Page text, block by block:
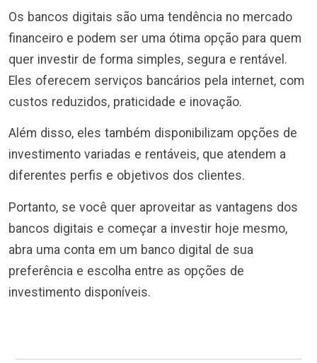
Os bancos digitais são uma tendência no mercado
financeiro e podem ser uma ótima opção para quem
quer investir de forma simples, segura e rentável.
Eles oferecem serviços bancários pela internet, com
custos reduzidos, praticidade e inovação.
Além disso, eles também disponibilizam opções de
investimento variadas e rentáveis, que atendem a
diferentes perfis e objetivos dos clientes.
Portanto, se você quer aproveitar as vantagens dos
bancos digitais e começar a investir hoje mesmo,
abra uma conta em um banco digital de sua
preferência e escolha entre as opções de
investimento disponíveis.